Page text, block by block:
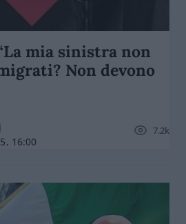
mia sinistra non
Non devono
16:00
7.2k